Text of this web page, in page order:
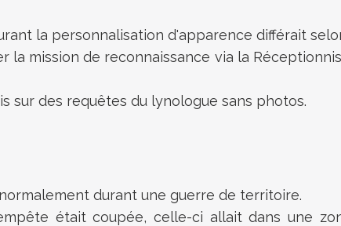
la personnalisation d'apparence différait
mission de reconnaissance via la
sur des requêtes du lynologue sans photos.
durant une guerre de territoire.
était coupée, celle-ci allait dans une